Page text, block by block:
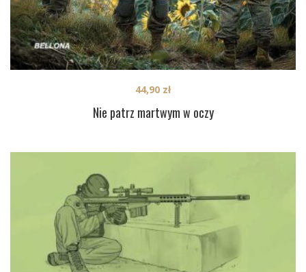
Nie patrz martwym w oczy
44,90 zł